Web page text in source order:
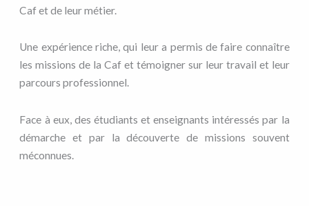
Caf et de leur métier.
Une expérience riche, qui leur a permis de faire connaître
les missions de la Caf et témoigner sur leur travail et leur
parcours professionnel.
Face à eux, des étudiants et enseignants intéressés par la
démarche et par la découverte de missions souvent
méconnues.